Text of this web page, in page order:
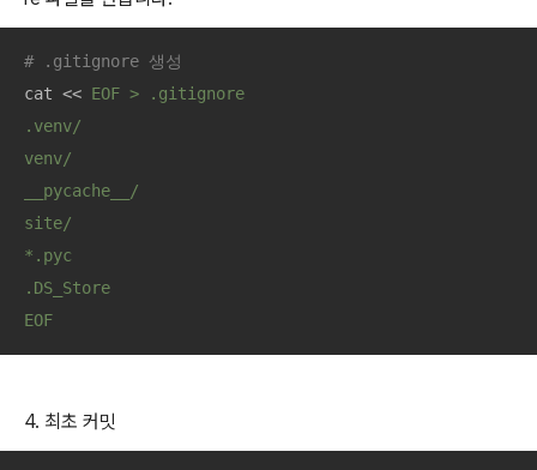
# .gitignore 생성
cat << EOF > .gitignore
.venv/
venv/
__pycache__/
site/
*.pyc
.DS_Store
EOF
4. 최초 커밋